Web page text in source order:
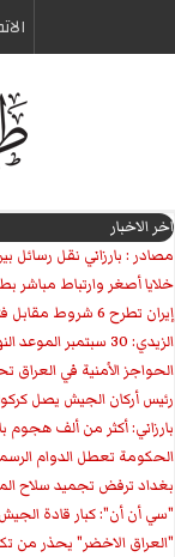
اخر الاخبار
مصادر : بارزاني نقل رسائل
خلايا أصغر وارتباط مباشر
إيران تطرح 6 شروط مقابل فتح هرمز بينها تتعلق بالعراق
الزيدي: 30 سبتمبر الموعد النهائي لانسحاب قوات التحالف
الحواجز الأمنية في العراق
رئيس أركان الجيش يصل
بارزاني: أكثر من ألف هجوم
الحكومة تعطل الدوام
بغداد ترفض تجميد سلاح
"سي أن أن": كبار قادة
"العراق الاخضر" يحذر من